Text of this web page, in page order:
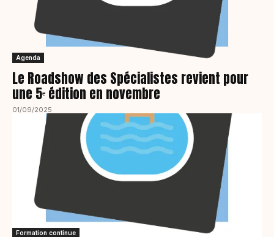
Agenda
Le Roadshow des Spécialistes revient pour
une 5ᵉ édition en novembre
01/09/2025
Formation continue